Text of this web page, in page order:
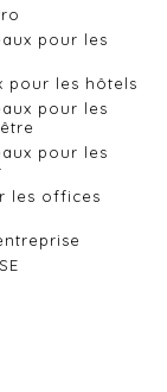
pour les
pour les hôtels
pour les
pour les
les offices